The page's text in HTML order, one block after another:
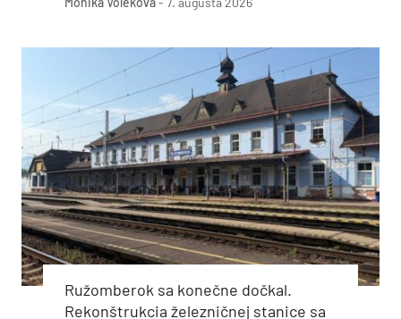
Ružomberok sa konečne dočkal.
Rekonštrukcia železničnej stanice sa